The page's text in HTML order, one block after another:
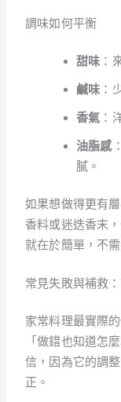
調味如何平衡
甜味 ：
鹹味 ：
香氣 ：
油脂感
膩。
如果想做得更有
香料或迷迭香末
就在於簡單，不
常見失敗與補救
家常料理最實際
「做錯也知道怎
信，因為它的調
正。